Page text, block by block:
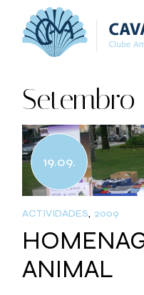
content
19.09.
ACTIVIDADES 2009
ANIMAL